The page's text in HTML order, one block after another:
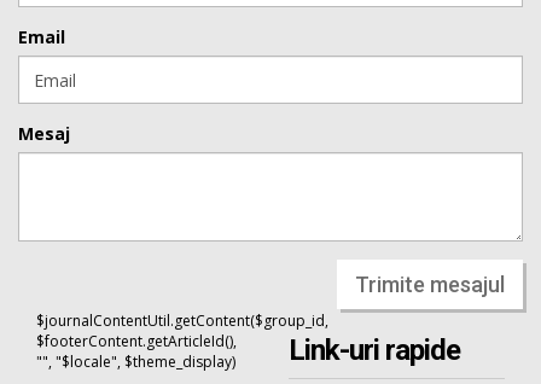
Email
Mesaj
Trimite mesajul
$journalContentUtil.getContent($group_id,
$footerContent.getArticleId(),
"", "$locale", $theme_display)
Link-uri rapide